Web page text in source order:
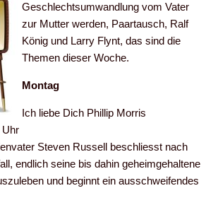
Geschlechtsumwandlung vom Vater
zur Mutter werden, Paartausch, Ralf
König und Larry Flynt, das sind die
Themen dieser Woche.
Montag
Ich liebe Dich Phillip Morris
Uhr
Steven Russell beschliesst nach
endlich seine bis dahin geheimgehaltene
und beginnt ein ausschweifendes